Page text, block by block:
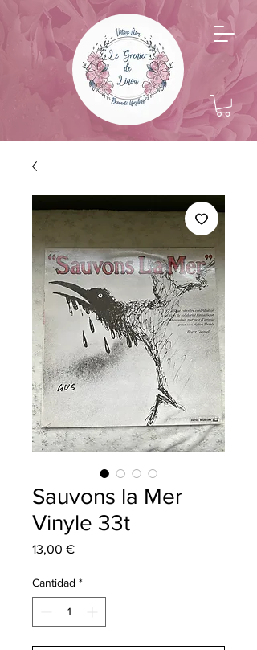
Sauvons la Mer
Vinyle 33t
13,00 €Precio
Cantidad *